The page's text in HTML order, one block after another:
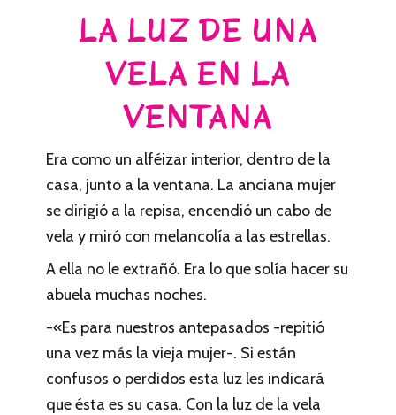
LA LUZ DE UNA
VELA EN LA
VENTANA
Era como un alféizar interior, dentro de la
casa, junto a la ventana. La anciana mujer
se dirigió a la repisa, encendió un cabo de
vela y miró con melancolía a las estrellas.
A ella no le extrañó. Era lo que solía hacer su
abuela muchas noches.
-«Es para nuestros antepasados -repitió
una vez más la vieja mujer-. Si están
confusos o perdidos esta luz les indicará
que ésta es su casa. Con la luz de la vela